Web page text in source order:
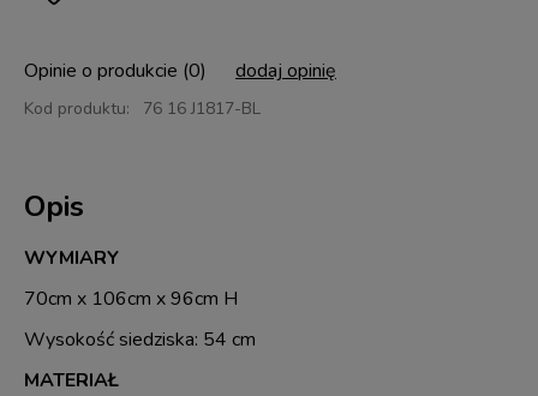
Kod produktu: 76 16 J1817-BL
Opinie o produkcie (0) dodaj opinię
Opis
WYMIARY
70cm x 106cm x 96cm H
Wysokość siedziska: 54 cm
MATERIAŁ